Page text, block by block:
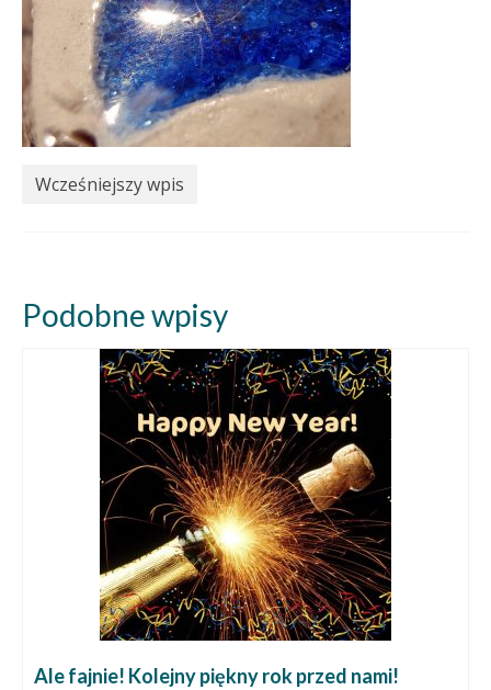
Wcześniejszy wpis
Podobne wpisy
Ale fajnie! Kolejny piękny rok przed nami!